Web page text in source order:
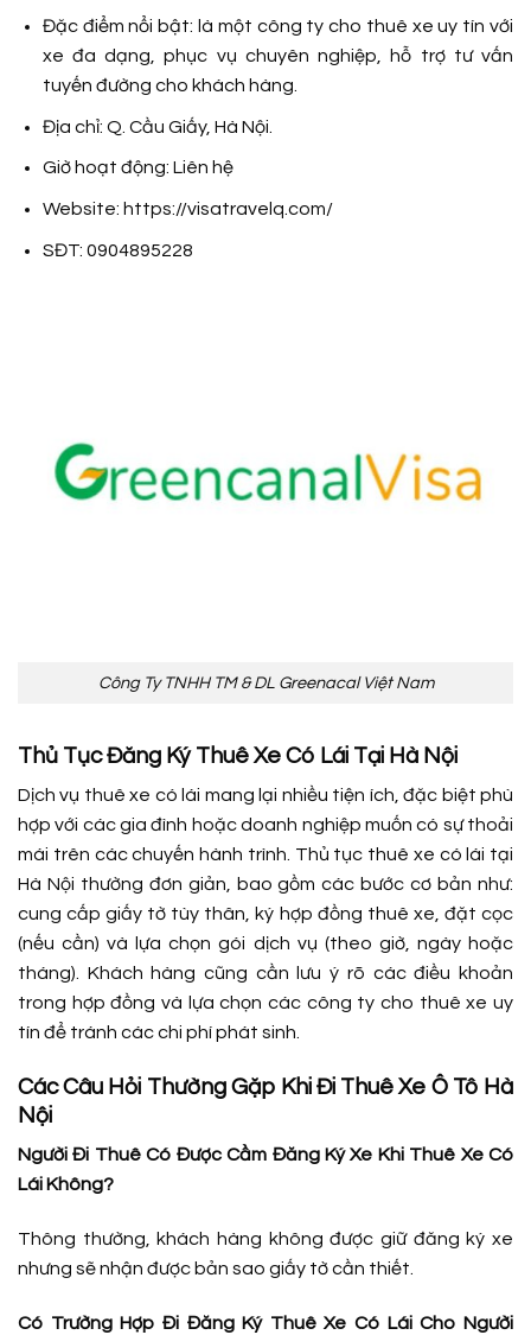
Đặc điểm nổi bật: là một công ty cho thuê xe uy tín với
xe đa dạng, phục vụ chuyên nghiệp, hỗ trợ tư vấn
tuyến đường cho khách hàng.
Địa chỉ: Q. Cầu Giấy, Hà Nội.
Giờ hoạt động: Liên hệ
Website: https://visatravelq.com/
SĐT: 0904895228
Công Ty TNHH TM & DL Greenacal Việt Nam
Thủ Tục Đăng Ký Thuê Xe Có Lái Tại Hà Nội
Dịch vụ thuê xe có lái mang lại nhiều tiện ích, đặc biệt phù
hợp với các gia đình hoặc doanh nghiệp muốn có sự thoải
mái trên các chuyến hành trình. Thủ tục thuê xe có lái tại
Hà Nội thường đơn giản, bao gồm các bước cơ bản như:
cung cấp giấy tờ tùy thân, ký hợp đồng thuê xe, đặt cọc
(nếu cần) và lựa chọn gói dịch vụ (theo giờ, ngày hoặc
tháng). Khách hàng cũng cần lưu ý rõ các điều khoản
trong hợp đồng và lựa chọn các công ty cho thuê xe uy
tín để tránh các chi phí phát sinh.
Các Câu Hỏi Thường Gặp Khi Đi Thuê Xe Ô Tô Hà
Nội
Người Đi Thuê Có Được Cầm Đăng Ký Xe Khi Thuê Xe Có
Lái Không?
Thông thường, khách hàng không được giữ đăng ký xe
nhưng sẽ nhận được bản sao giấy tờ cần thiết.
Có Trường Hợp Đi Đăng Ký Thuê Xe Có Lái Cho Người